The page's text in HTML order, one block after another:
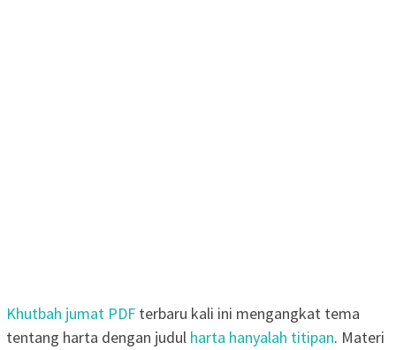
Khutbah jumat PDF terbaru kali ini mengangkat tema
tentang harta dengan judul harta hanyalah titipan. Materi